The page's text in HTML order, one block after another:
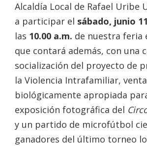
Alcaldía Local de Rafael Uribe
a participar el sábado, junio 11
las 10.00 a.m. de nuestra feria
que contará además, con una
socialización del proyecto de
la Violencia Intrafamiliar,
biológicamente apropiada
exposición fotográfica del
y un partido de microfútbol
ganadores del último torneo